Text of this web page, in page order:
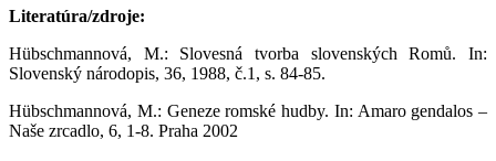
Literatúra/zdroje:
Hübschmannová, M.: Slovesná tvorba slovenských Romů. In:
Slovenský národopis, 36, 1988, č.1, s. 84-85.
Hübschmannová, M.: Geneze romské hudby. In: Amaro gendalos –
Naše zrcadlo, 6, 1-8. Praha 2002